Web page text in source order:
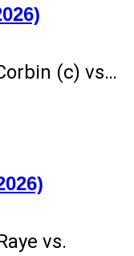
(c) vs…
vs.